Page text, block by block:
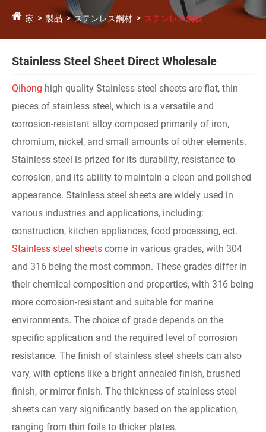
家 製品 ステンレス鋼材 ステンレス鋼板
Stainless Steel Sheet Direct Wholesale
Qihong high quality Stainless steel sheets are flat, thin
pieces of stainless steel, which is a versatile and
corrosion-resistant alloy composed primarily of iron,
chromium, nickel, and small amounts of other elements.
Stainless steel is prized for its durability, resistance to
corrosion, and its ability to maintain a clean and polished
appearance. Stainless steel sheets are widely used in
various industries and applications, including:
construction, kitchen appliances, food processing, ect.
Stainless steel sheets come in various grades, with 304
and 316 being the most common. These grades differ in
their chemical composition and properties, with 316 being
more corrosion-resistant and suitable for marine
environments. The choice of grade depends on the
specific application and the required level of corrosion
resistance. The finish of stainless steel sheets can also
vary, with options like a bright annealed finish, brushed
finish, or mirror finish. The thickness of stainless steel
sheets can vary significantly based on the application,
ranging from thin foils to thicker plates.